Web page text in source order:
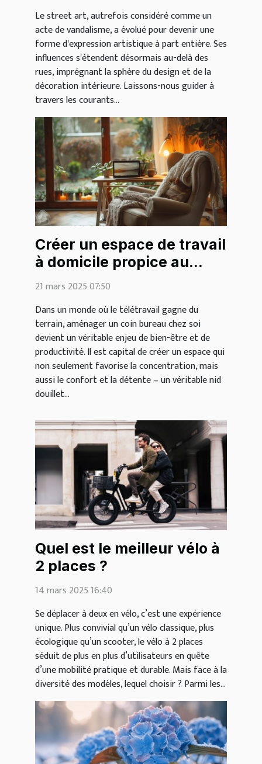
Le street art, autrefois considéré comme un
acte de vandalisme, a évolué pour devenir une
forme d'expression artistique à part entière. Ses
influences s'étendent désormais au-delà des
rues, imprégnant la sphère du design et de la
décoration intérieure. Laissons-nous guider à
travers les courants...
Créer un espace de travail
à domicile propice au
cocooning
21 mars 2025 07:50
Dans un monde où le télétravail gagne du
terrain, aménager un coin bureau chez soi
devient un véritable enjeu de bien-être et de
productivité. Il est capital de créer un espace qui
non seulement favorise la concentration, mais
aussi le confort et la détente – un véritable nid
douillet...
Quel est le meilleur vélo à
2 places ?
14 mars 2025 16:40
Se déplacer à deux en vélo, c’est une expérience
unique. Plus convivial qu’un vélo classique, plus
écologique qu’un scooter, le vélo à 2 places
séduit de plus en plus d’utilisateurs en quête
d’une mobilité pratique et durable. Mais face à la
diversité des modèles, lequel choisir ? Parmi les...